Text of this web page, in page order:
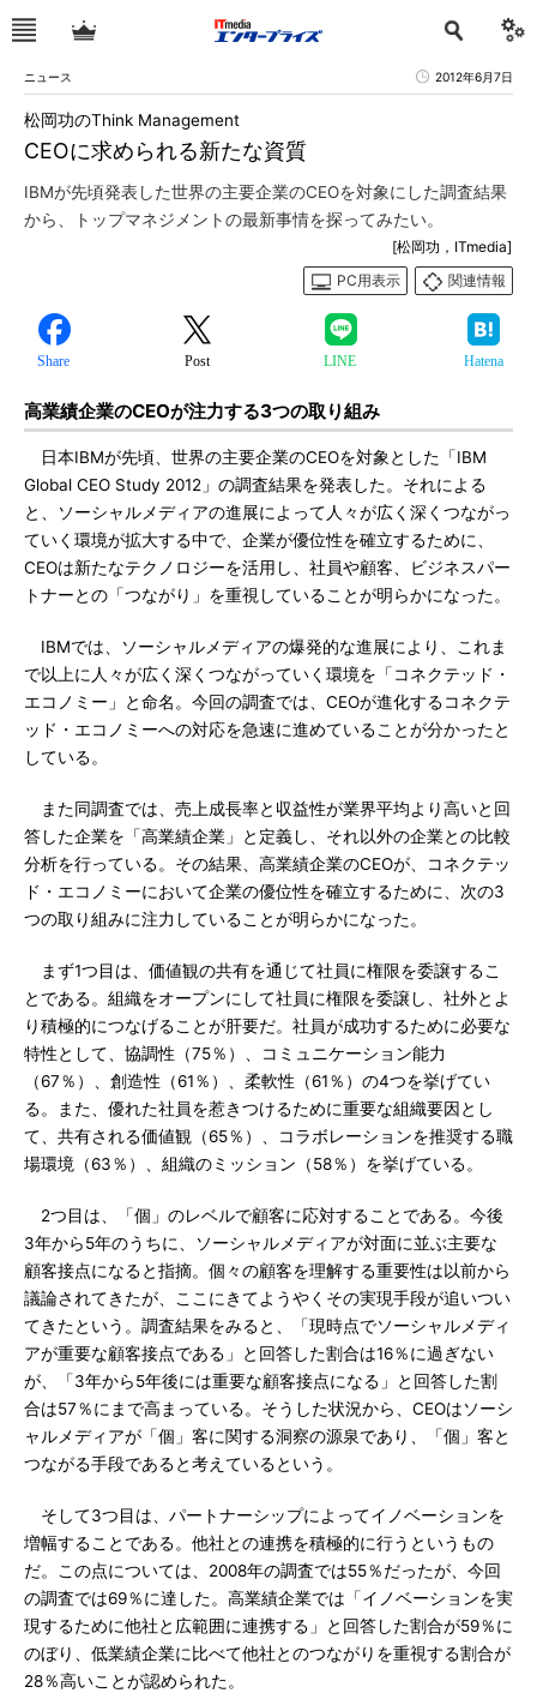
ニュース 2012年6月7日
CEOに求められる新たな資質
松岡功のThink Management
IBMが先頃発表した世界の主要企業のCEOを対象にした調査結果
から、トップマネジメントの最新事情を探ってみたい。
[松岡功，ITmedia]
PC用表示
関連情報
Share Post LINE Hatena
高業績企業のCEOが注力する3つの取り組み
日本IBMが先頃、世界の主要企業のCEOを対象とした「IBM
Global CEO Study 2012」の調査結果を発表した。それによる
と、ソーシャルメディアの進展によって人々が広く深くつながっ
ていく環境が拡大する中で、企業が優位性を確立するために、
CEOは新たなテクノロジーを活用し、社員や顧客、ビジネスパー
トナーとの「つながり」を重視していることが明らかになった。
IBMでは、ソーシャルメディアの爆発的な進展により、これま
で以上に人々が広く深くつながっていく環境を「コネクテッド・
エコノミー」と命名。今回の調査では、CEOが進化するコネクテ
ッド・エコノミーへの対応を急速に進めていることが分かったと
している。
また同調査では、売上成長率と収益性が業界平均より高いと回
答した企業を「高業績企業」と定義し、それ以外の企業との比較
分析を行っている。その結果、高業績企業のCEOが、コネクテッ
ド・エコノミーにおいて企業の優位性を確立するために、次の3
つの取り組みに注力していることが明らかになった。
まず1つ目は、価値観の共有を通じて社員に権限を委譲するこ
とである。組織をオープンにして社員に権限を委譲し、社外とよ
り積極的につなげることが肝要だ。社員が成功するために必要な
特性として、協調性（75％）、コミュニケーション能力
（67％）、創造性（61％）、柔軟性（61％）の4つを挙げてい
る。また、優れた社員を惹きつけるために重要な組織要因とし
て、共有される価値観（65％）、コラボレーションを推奨する職
場環境（63％）、組織のミッション（58％）を挙げている。
2つ目は、「個」のレベルで顧客に応対することである。今後
3年から5年のうちに、ソーシャルメディアが対面に並ぶ主要な
顧客接点になると指摘。個々の顧客を理解する重要性は以前から
議論されてきたが、ここにきてようやくその実現手段が追いつい
てきたという。調査結果をみると、「現時点でソーシャルメディ
アが重要な顧客接点である」と回答した割合は16％に過ぎない
が、「3年から5年後には重要な顧客接点になる」と回答した割
合は57％にまで高まっている。そうした状況から、CEOはソーシ
ャルメディアが「個」客に関する洞察の源泉であり、「個」客と
つながる手段であると考えているという。
そして3つ目は、パートナーシップによってイノベーションを
増幅することである。他社との連携を積極的に行うというもの
だ。この点については、2008年の調査では55％だったが、今回
の調査では69％に達した。高業績企業では「イノベーションを実
現するために他社と広範囲に連携する」と回答した割合が59％に
のぼり、低業績企業に比べて他社とのつながりを重視する割合が
28％高いことが認められた。